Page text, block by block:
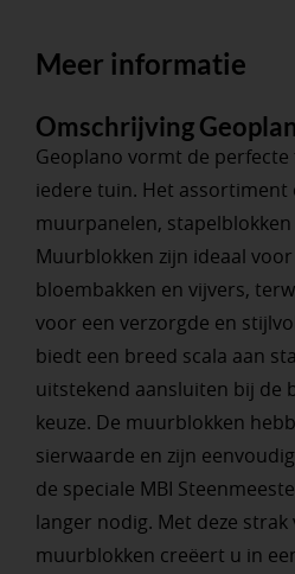
Meer informatie
Omschrijving
Geoplano vormt de
iedere tuin. Het
muurpanelen,
Muurblokken zijn ideaal
bloembakken en vijvers,
voor een verzorgde en
biedt een breed scala aan
uitstekend aansluiten bij de
keuze. De muurblokken
sierwaarde en zijn
de speciale MBI
langer nodig. Met deze strak
muurblokken creëert u in